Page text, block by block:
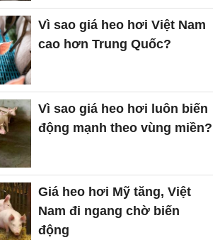
Vì sao giá heo hơi Việt Nam
cao hơn Trung Quốc?
Vì sao giá heo hơi luôn biến
động mạnh theo vùng miền?
Giá heo hơi Mỹ tăng, Việt
Nam đi ngang chờ biến
động